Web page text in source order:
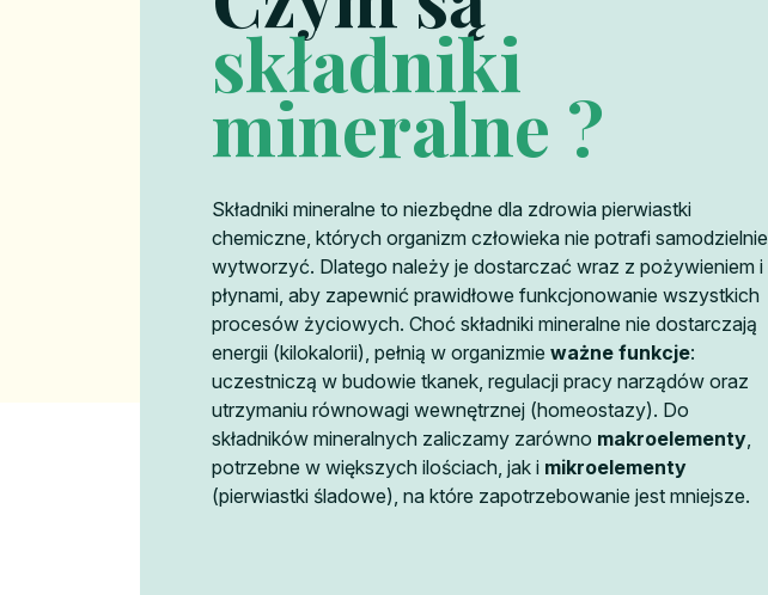
składniki
mineralne ?
Składniki mineralne to niezbędne dla zdrowia pierwiastki
chemiczne, których organizm człowieka nie potrafi samodzielnie
wytworzyć. Dlatego należy je dostarczać wraz z pożywieniem i
płynami, aby zapewnić prawidłowe funkcjonowanie wszystkich
procesów życiowych. Choć składniki mineralne nie dostarczają
energii (kilokalorii), pełnią w organizmie ważne funkcje:
uczestniczą w budowie tkanek, regulacji pracy narządów oraz
utrzymaniu równowagi wewnętrznej (homeostazy). Do
składników mineralnych zaliczamy zarówno makroelementy,
potrzebne w większych ilościach, jak i mikroelementy
(pierwiastki śladowe), na które zapotrzebowanie jest mniejsze.